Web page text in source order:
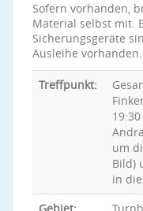
Sofern vorhanden,
Material selbst mit.
Sicherungsgeräte
Ausleihe vorhanden.
Treffpunkt:
um
Bild)
in